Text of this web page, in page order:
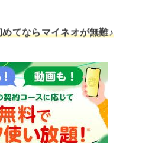
てならマイネオが無難♪